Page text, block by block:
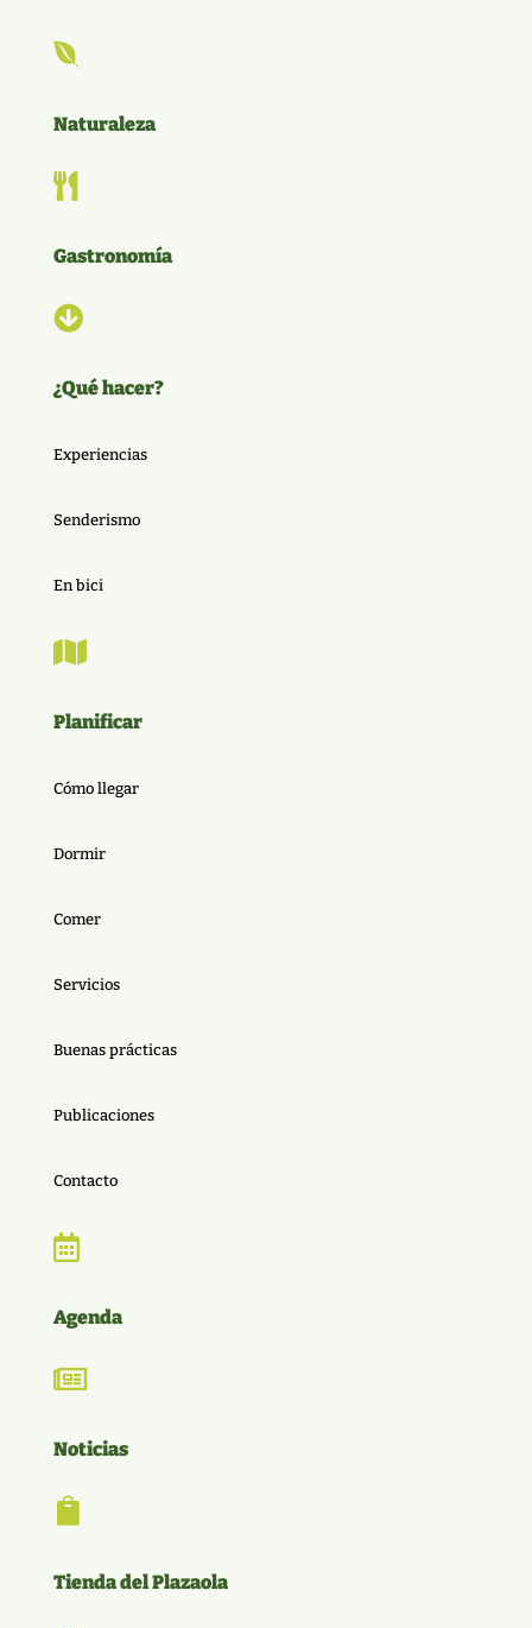

Naturaleza

Gastronomía

¿Qué hacer?
Experiencias
Senderismo
En bici

Planificar
Cómo llegar
Dormir
Comer
Servicios
Buenas prácticas
Publicaciones
Contacto

Agenda

Noticias

Tienda del Plazaola